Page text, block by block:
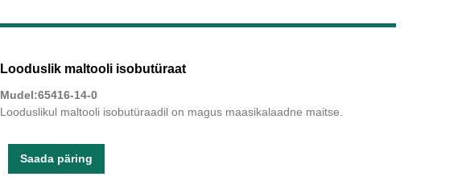
Looduslik maltooli isobutüraat
Mudel:65416-14-0
Looduslikul maltooli isobutüraadil on magus maasikalaadne maitse.
Saada päring